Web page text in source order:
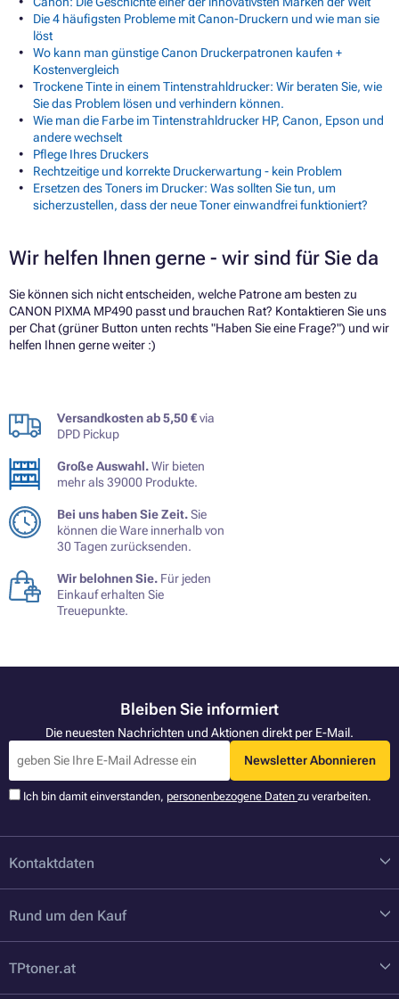
Die 4 häufigsten Probleme mit Canon-Druckern und wie man sie
löst
Wo kann man günstige Canon Druckerpatronen kaufen +
Kostenvergleich
Trockene Tinte in einem Tintenstrahldrucker: Wir beraten Sie, wie
Sie das Problem lösen und verhindern können.
Wie man die Farbe im Tintenstrahldrucker HP, Canon, Epson und
andere wechselt
Pflege Ihres Druckers
Rechtzeitige und korrekte Druckerwartung - kein Problem
Ersetzen des Toners im Drucker: Was sollten Sie tun, um
sicherzustellen, dass der neue Toner einwandfrei funktioniert?
Wir helfen Ihnen gerne - wir sind für Sie da
Sie können sich nicht entscheiden, welche Patrone am besten zu
CANON PIXMA MP490 passt und brauchen Rat? Kontaktieren Sie uns
per Chat (grüner Button unten rechts "Haben Sie eine Frage?") und wir
helfen Ihnen gerne weiter :)
Versandkosten ab 5,50 €via
DPD Pickup
Große Auswahl.Wir bieten
mehr als 39000 Produkte.
Bei uns haben Sie Zeit.Sie
können die Ware innerhalb von
30 Tagen zurücksenden.
Wir belohnen Sie. Für jeden
Einkauf erhalten Sie
Treuepunkte.
Bleiben Sie informiert
Die neuesten Nachrichten und Aktionen direkt per E-Mail.
Newsletter Abonnieren
Ich bin damit einverstanden, personenbezogene Daten zu verarbeiten.
Kontaktdaten
Rund um den Kauf
TPtoner.at